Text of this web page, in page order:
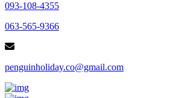
093-108-4355
063-565-9366
penguinholiday.co@gmail.com